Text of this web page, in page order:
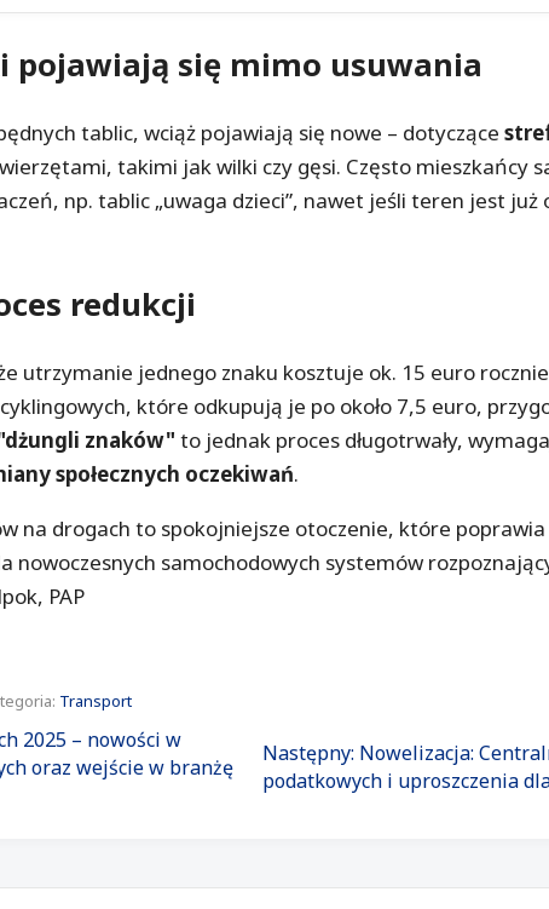
pojawiają się mimo usuwania
tablic, wciąż pojawiają się nowe – dotyczące
takimi jak wilki czy gęsi. Często mieszkańcy
np. tablic „uwaga dzieci”, nawet jeśli teren jest
redukcji
utrzymanie jednego znaku kosztuje ok. 15 euro
które odkupują je po około 7,5 euro,
znaków" to jednak proces długotrwały,
społecznych oczekiwań.
na drogach to spokojniejsze otoczenie, które
nowoczesnych samochodowych systemów
PAP
Transport
2025 – nowości w
oraz wejście w branżę
Następny: Nowelizacja:
podatkowych i uproszczenia